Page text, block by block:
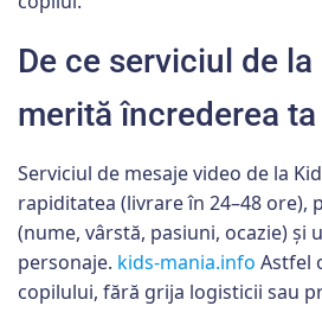
De ce serviciul de
merită încrederea ta
Serviciul de mesaje video de la
rapiditatea (livrare în 24–48 ore),
(nume, vârstă, pasiuni, ocazie)
personaje. kids-mania.info Astfel
copilului, fără grija logisticii sau